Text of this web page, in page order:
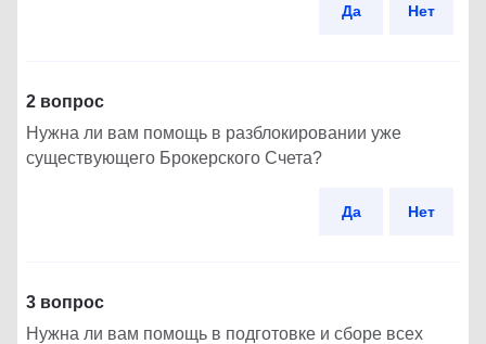
Да Нет
2 вопрос
Нужна ли вам помощь в разблокировании уже
существующего Брокерского Счета?
Да Нет
3 вопрос
Нужна ли вам помощь в подготовке и сборе всех